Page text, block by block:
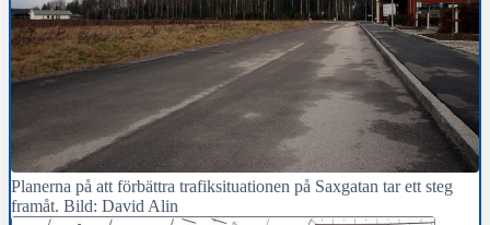
Planerna på att förbättra trafiksituationen på Saxgatan tar ett steg
framåt. Bild: David Alin